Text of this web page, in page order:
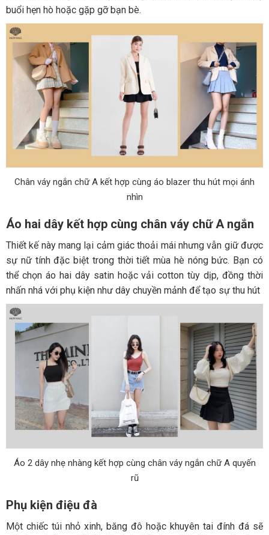
buổi hẹn hò hoặc gặp gỡ bạn bè.
Chân váy ngắn chữ A kết hợp cùng áo blazer thu hút mọi ánh
nhìn
Áo hai dây kết hợp cùng chân váy chữ A ngắn
Thiết kế này mang lại cảm giác thoải mái nhưng vẫn giữ được
sự nữ tính đặc biệt trong thời tiết mùa hè nóng bức. Bạn có
thể chọn áo hai dây satin hoặc vải cotton tùy dịp, đồng thời
nhấn nhá với phụ kiện như dây chuyền mảnh để tạo sự thu hút
Áo 2 dây nhẹ nhàng kết hợp cùng chân váy ngắn chữ A quyến
rũ
Phụ kiện điệu đà
Một chiếc túi nhỏ xinh, băng đô hoặc khuyên tai đính đá sẽ